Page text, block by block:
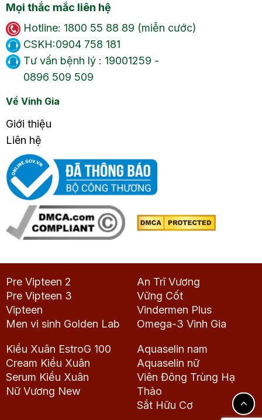
Mọi thắc mắc liên hệ
Hotline: 1800 55 88 89 (miễn cước)
CSKH:0904 758 181
Tư vấn bệnh lý : 19001259 -
0896 509 509
Về Vinh Gia
Giới thiệu
Liên hệ
Pre Vipteen 2
Pre Vipteen 3
Vipteen
Men vi sinh Golden Lab
An Trĩ Vương
Vững Cốt
Vindermen Plus
Omega-3 Vinh Gia
Kiều Xuân EstroG 100
Cream Kiều Xuân
Serum Kiều Xuân
Nữ Vương New
Aquaselin nam
Aquaselin nữ
Viên Đông Trùng Hạ
Thảo
Sắt Hữu Cơ